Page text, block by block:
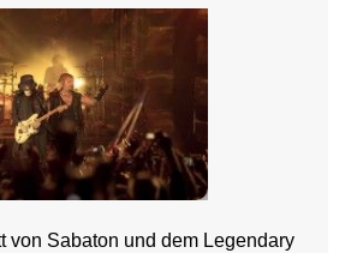
von Sabaton und dem Legendary